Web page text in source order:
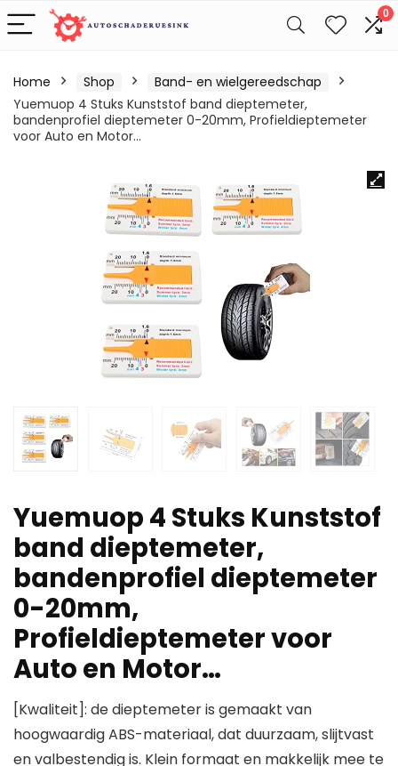
0
Home Shop
Band- en wielgereedschap
Yuemuop 4 Stuks Kunststof band dieptemeter,
bandenprofiel dieptemeter 0-20mm, Profieldieptemeter
voor Auto en Motor…
Yuemuop 4 Stuks Kunststof
band dieptemeter,
bandenprofiel dieptemeter
0-20mm,
Profieldieptemeter voor
Auto en Motor…
[Kwaliteit]: de dieptemeter is gemaakt van
hoogwaardig ABS-materiaal, dat duurzaam, slijtvast
en valbestendig is. Klein formaat en makkelijk mee te